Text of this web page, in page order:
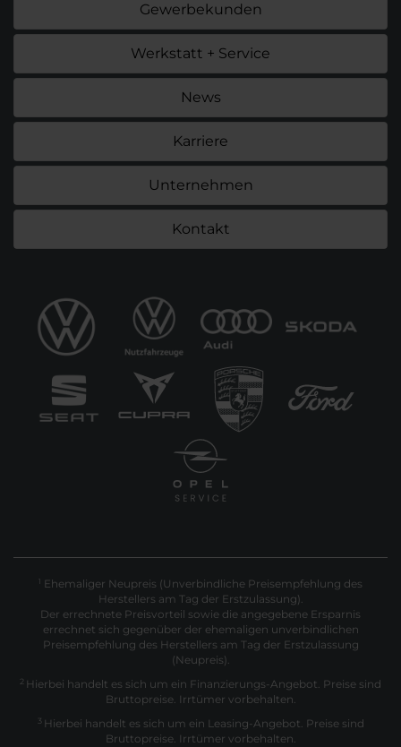
Gewerbekunden
Werkstatt + Service
News
Karriere
Unternehmen
Kontakt
1 Ehemaliger Neupreis (Unverbindliche Preisempfehlung des
Herstellers am Tag der Erstzulassung).
Der errechnete Preisvorteil sowie die angegebene Ersparnis
errechnet sich gegenüber der ehemaligen unverbindlichen
Preisempfehlung des Herstellers am Tag der Erstzulassung
(Neupreis).
2 Hierbei handelt es sich um ein Finanzierungs-Angebot. Preise sind
Bruttopreise. Irrtümer vorbehalten.
3 Hierbei handelt es sich um ein Leasing-Angebot. Preise sind
Bruttopreise. Irrtümer vorbehalten.